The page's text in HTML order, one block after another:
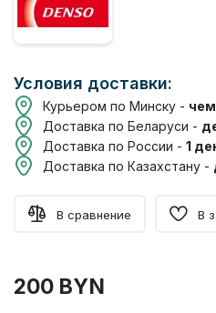
Условия доставки:
Курьером по Минску -
Доставка по Беларуси -
Доставка по России - 1
Доставка по Казахстану -
В сравнение В
200 BYN